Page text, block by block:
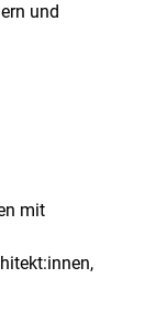
und
mit